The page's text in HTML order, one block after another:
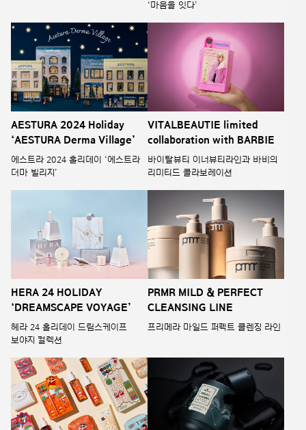
‘마음을 잇다’
AESTURA 2024 Holiday
‘AESTURA Derma Village’
에스트라 2024 홀리데이 ‘에스트라
더마 빌리지’
VITALBEAUTIE limited
collaboration with BARBIE
바이탈뷰티 이너뷰티라인과 바비의
리미티드 콜라보레이션
HERA 24 HOLIDAY
‘DREAMSCAPE VOYAGE’
헤라 24 홀리데이 드림스케이프
보야지 컬렉션
PRMR MILD & PERFECT
CLEANSING LINE
프리메라 마일드 퍼펙트 클렌징 라인